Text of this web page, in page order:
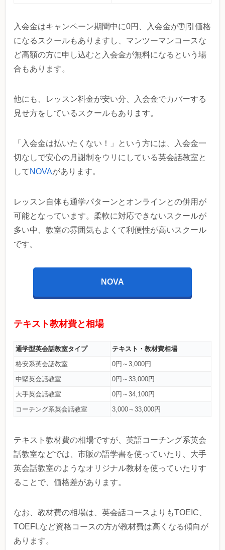
入会金はキャンペーン期間中に0円、入会金が割引価格
になるスクールもありますし、マンツーマンコースな
ど高額の方に申し込むと入会金が無料になるという場
合もあります。
他にも、レッスン料金が安い分、入会金でカバーする
見せ方をしているスクールもあります。
「入会金は払いたくない！」という方には、入会金一
切なしで安心の月謝制をウリにしている英会話教室と
して NOVAがあります。
レッスン自体も通学パターンとオンラインとの併用が
可能となっています。柔軟に対応できないスクールが
多い中、教室の雰囲気もよくて利便性が高いスクール
です。
NOVA
テキスト教材費と相場
通学型英会話教室タイプ テキスト・教材費相場
格安系英会話教室
0円～3,000円
中堅英会話教室
0円～33,000円
大手英会話教室
0円～34,100円
コーチング系英会話教室
3,000～33,000円
テキスト教材費の相場ですが、英語コーチング系英会
話教室などでは、市販の語学書を使っていたり、大手
英会話教室のようなオリジナル教材を使っていたりす
ることで、価格差があります。
なお、教材費の相場は、英会話コースよりもTOEIC、
TOEFLなど資格コースの方が教材費は高くなる傾向が
あります。